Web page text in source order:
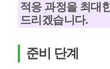
적응 과정을 최대
드리겠습니다.
준비 단계